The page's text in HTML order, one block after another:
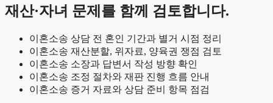
재산·자녀 문제를 함께 검토합니다.
이혼소송 상담 전 혼인 기간과 별거 시점 정리
이혼소송 재산분할, 위자료, 양육권 쟁점 검토
이혼소송 소장과 답변서 작성 방향 확인
이혼소송 조정 절차와 재판 진행 흐름 안내
이혼소송 증거 자료와 상담 준비 항목 점검